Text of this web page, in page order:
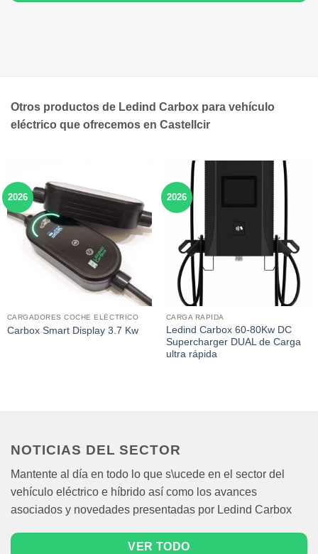
Otros productos de Ledind Carbox para vehículo
eléctrico que ofrecemos en Castellcir
2026
CARGADORES COCHE ELÉCTRICO
Carbox Smart Display 3.7 Kw
2026
CARGA RAPIDA
Ledind Carbox 60-80Kw DC
Supercharger DUAL de Carga
ultra rápida
NOTICIAS DEL SECTOR
Mantente al día en todo lo que s\ucede en el sector del
vehículo eléctrico e híbrido así como los avances
asociados y novedades presentadas por Ledind Carbox
VER TODO